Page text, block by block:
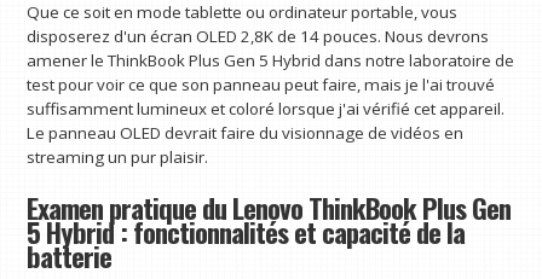
Que ce soit en mode tablette ou ordinateur portable, vous
disposerez d'un écran OLED 2,8K de 14 pouces. Nous devrons
amener le ThinkBook Plus Gen 5 Hybrid dans notre laboratoire de
test pour voir ce que son panneau peut faire, mais je l'ai trouvé
suffisamment lumineux et coloré lorsque j'ai vérifié cet appareil.
Le panneau OLED devrait faire du visionnage de vidéos en
streaming un pur plaisir.
Examen pratique du Lenovo ThinkBook Plus Gen
5 Hybrid : fonctionnalités et capacité de la
batterie